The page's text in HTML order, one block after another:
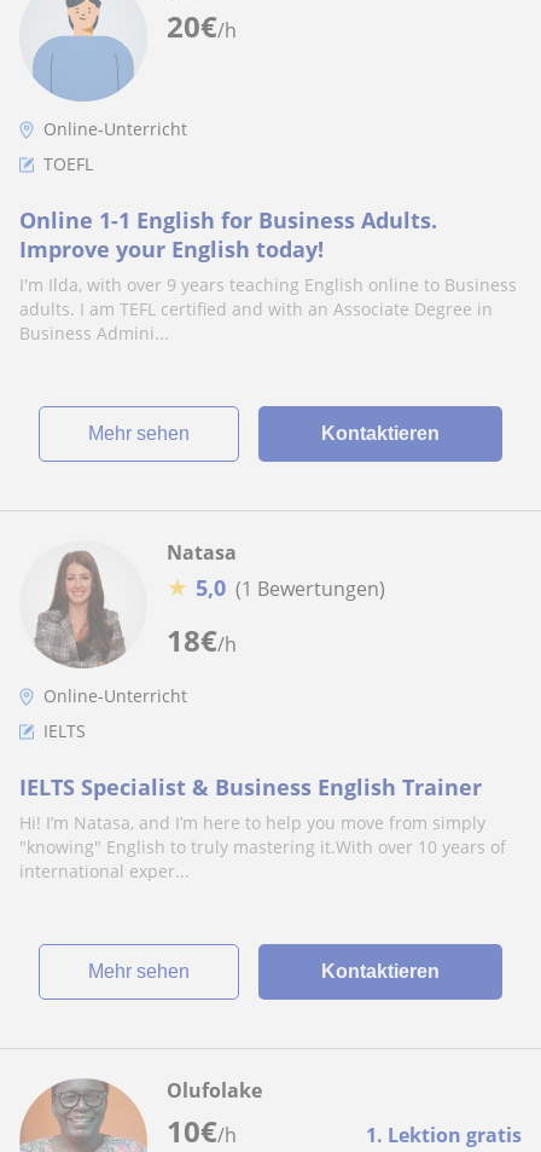
20€/h
Online-Unterricht
TOEFL
Online 1-1 English for Business Adults.
Improve your English today!
I'm Ilda, with over 9 years teaching English online to Business
adults. I am TEFL certified and with an Associate Degree in
Business Admini...
Mehr sehen Kontaktieren
18€/h
Natasa
★ 5,0 (1 Bewertungen)
Online-Unterricht
IELTS
IELTS Specialist & Business English Trainer
Hi! I’m Natasa, and I’m here to help you move from simply
"knowing" English to truly mastering it.With over 10 years of
international exper...
Mehr sehen Kontaktieren
10€/h 1. Lektion gratis
Olufolake